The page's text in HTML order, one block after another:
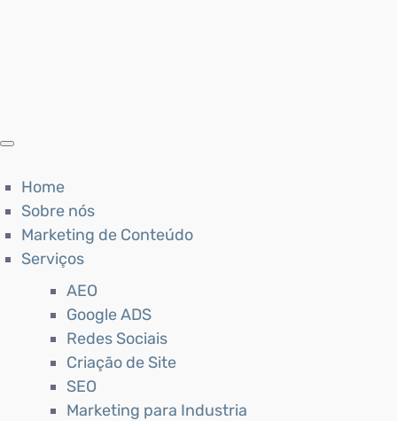
Home
Sobre nós
Marketing de Conteúdo
Serviços
AEO
Google ADS
Redes Sociais
Criação de Site
SEO
Marketing para Industria